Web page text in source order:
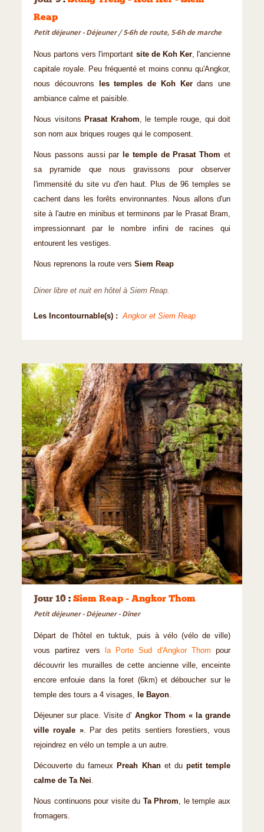
Reap
Petit déjeuner - Déjeuner / 5-6h de route, 5-6h de marche
Nous partons vers l'important site de Koh Ker, l'ancienne
capitale royale. Peu fréquenté et moins connu qu'Angkor,
nous découvrons
les temples de Koh Kerdans une
ambiance calme et paisible.
Nous visitons Prasat Krahom, le temple rouge, qui doit
son nom aux briques rouges qui le composent.
Nous passons aussi par le temple de Prasat Thom et
sa pyramide que nous gravissons pour observer
l'immensité du site vu d'en haut. Plus de 96 temples se
cachent dans les forêts environnantes. Nous allons d'un
site à l'autre en minibus et terminons par le Prasat Bram,
impressionnant par le nombre infini de racines qui
entourent les vestiges.
Nous reprenons la route vers Siem Reap
Diner libre et nuit en hôtel à Siem Reap.
Les Incontournable(s) : Angkor et Siem Reap
©
Jour 10 : Siem Reap - Angkor Thom
Petit déjeuner - Déjeuner - Dîner
Départ de l'hôtel en tuktuk, puis à vélo (vélo de ville)
vous partirez vers
la Porte Sud d'Angkor Thom pour
découvrir les murailles de cette ancienne ville, enceinte
encore enfouie dans la foret (6km) et déboucher sur le
temple des tours a 4 visages,
le Bayon.
Déjeuner sur place. Visite d’ Angkor Thom « la grande
ville royale ». Par des petits sentiers forestiers, vous
rejoindrez en vélo un temple a un autre.
Découverte du fameux Preah Khanet du petit temple
calme de Ta Nei.
Nous continuons pour visite du Ta Phrom, le temple aux
fromagers.